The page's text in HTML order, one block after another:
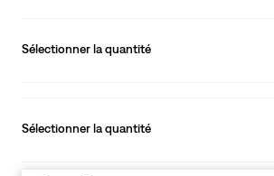
Sélectionner la quantité
Sélectionner la quantité